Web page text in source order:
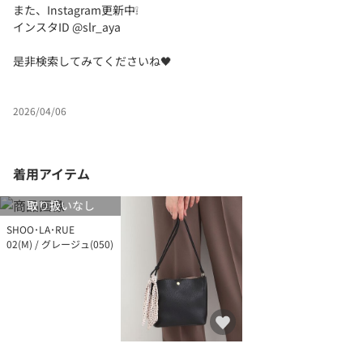
また、Instagram更新中❕
インスタID @slr_aya
是非検索してみてくださいね️🖤
2026/04/06
着用アイテム
取り扱いなし
SHOO･LA･RUE
02(M) / グレージュ(050)